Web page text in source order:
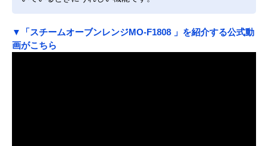
▼「スチームオーブンレンジMO-F1808 」を紹介する公式動
画がこちら